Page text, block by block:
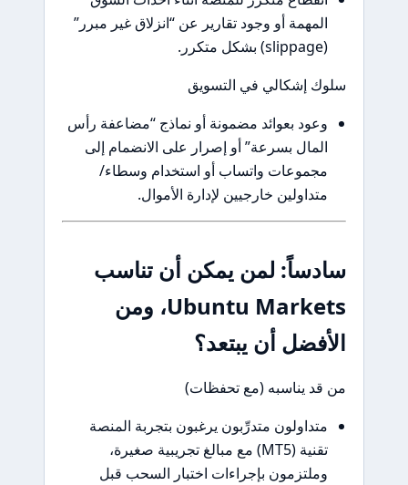
المهمة أو وجود تقارير عن “انزلاق غير مبرر”
سلوك إشكالي في التسويق
وعود بعوائد مضمونة أو نماذج “مضاعفة رأس
المال بسرعة” أو إصرار على الانضمام إلى
مجموعات واتساب أو استخدام وسطاء/
متداولين خارجيين لإدارة الأموال.
سادساً: لمن يمكن أن تناسب
Ubuntu Markets، ومن
الأفضل أن يبتعد؟
من قد يناسبه (مع تحفظات)
متداولون متدرِّبون يرغبون بتجربة المنصة
تقنية (MT5) مع مبالغ تجريبية صغيرة،
وملتزمون بإجراءات اختبار السحب قبل